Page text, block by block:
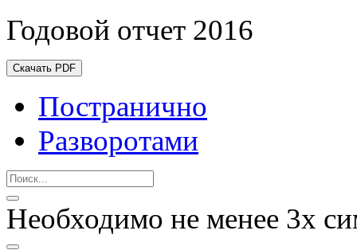
Годовой отчет 2016
Скачать PDF
Постранично
Разворотами
Необходимо не менее 3х